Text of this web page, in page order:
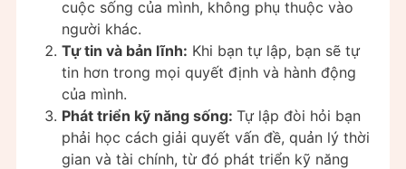
cuộc sống của mình, không phụ thuộc vào
người khác.
Tự tin và bản lĩnh: Khi bạn tự lập, bạn sẽ tự
tin hơn trong mọi quyết định và hành động
của mình.
Phát triển kỹ năng sống: Tự lập đòi hỏi bạn
phải học cách giải quyết vấn đề, quản lý thời
gian và tài chính, từ đó phát triển kỹ năng